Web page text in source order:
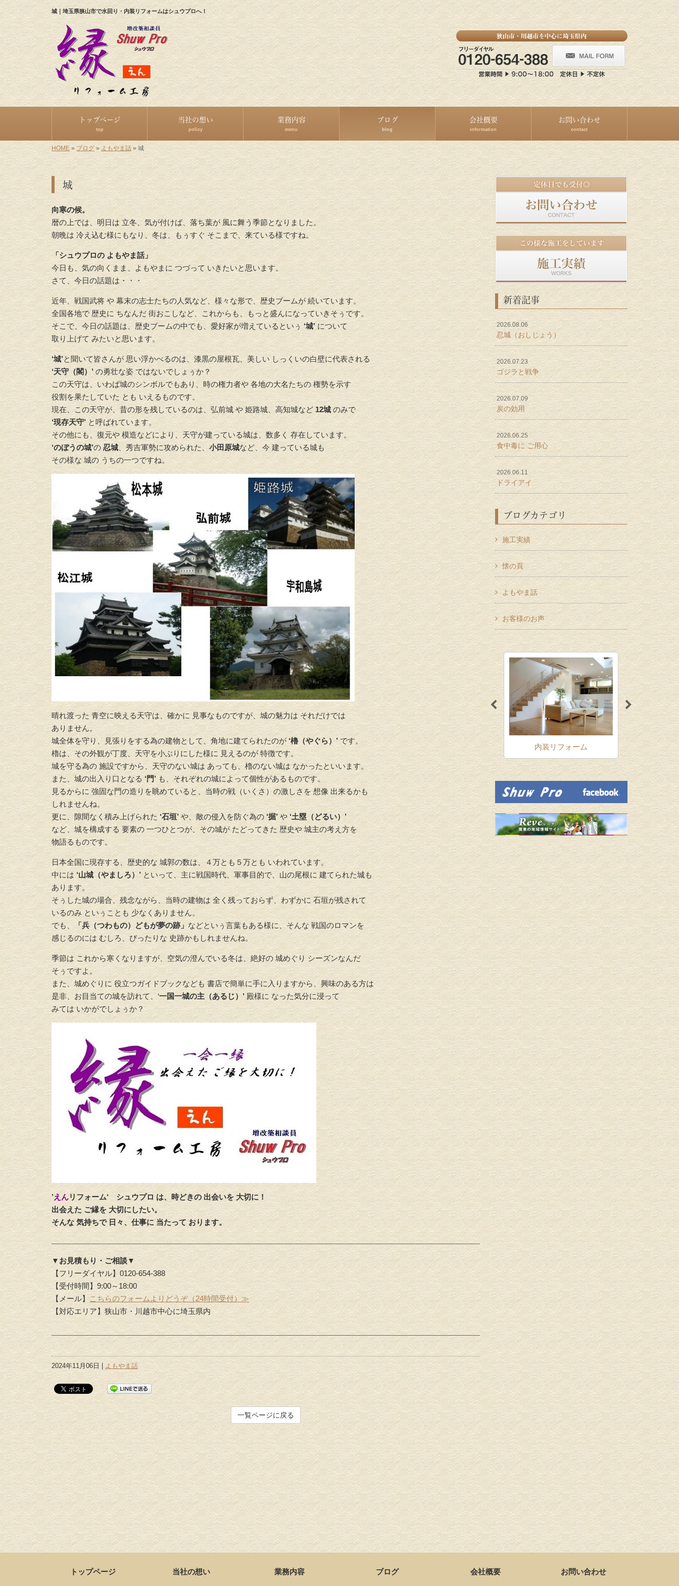
城｜埼玉県狭山市で水回り・内装リフォームはシュウプロへ！
トップページ
top
当社の想い
policy
業務内容
menu
ブログ
blog
会社概要
information
お問い合わせ
contact
HOME» ブログ » よもやま話 » 城
城
向寒の候。
暦の上では、明日は 立冬、気が付けば、落ち葉が 風に舞う季節となりました。
朝晩は 冷え込む様にもなり、冬は、もぅすぐ そこまで、来ている様ですね。
「シュウプロの よもやま話」
今日も、気の向くまま、よもやまに つづって いきたいと思います。
さて、今日の話題は・・・
近年、戦国武将 や 幕末の志士たちの人気など、様々な形で、歴史ブームが 続いています。
全国各地で 歴史に ちなんだ 街おこしなど、これからも、もっと盛んになっていきそぅです。
そこで、今日の話題は、歴史ブームの中でも、愛好家が増えているといぅ ‘城’ について
取り上げて みたいと思います。
‘城’と聞いて皆さんが 思い浮かべるのは、漆黒の屋根瓦、美しい しっくいの白壁に代表される
‘天守（閣）’ の勇壮な姿 ではないでしょぅか？
この天守は、いわば城のシンボルでもあり、時の権力者や 各地の大名たちの 権勢を示す
役割を果たしていた とも いえるものです。
現在、この天守が、昔の形を残しているのは、弘前城 や 姫路城、高知城など12城のみで
‘現存天守’と呼ばれています。
その他にも、復元や 模造などにより、天守が建っている城は、数多く 存在しています。
‘のぼうの城’の 忍城、秀吉軍勢に攻められた、 小田原城など、今 建っている城も
その様な 城の うちの一つですね。
晴れ渡った 青空に映える天守は、確かに 見事なものですが、城の魅力は それだけでは
ありません。
城全体を守り、見張りをする為の建物として、角地に建てられたのが ‘櫓（やぐら）’ です。
櫓は、その外観が丁度、天守を小ぶりにした様に 見えるのが 特徴です。
城を守る為の 施設ですから、天守のない城は あっても、櫓のない城は なかったといいます。
また、城の出入り口となる‘門’ も、それぞれの城によって個性があるものです。
見るからに 強固な門の造りを眺めていると、当時の戦（いくさ）の激しさを 想像 出来るかも
しれませんね。
更に、隙間なく積み上げられた ‘石垣’ や、敵の侵入を防ぐ為の ‘掘’ や‘土塁（どるい）’
など、城を構成する 要素の 一つひとつが、その城が たどってきた 歴史や 城主の考え方を
物語るものです。
日本全国に現存する、歴史的な 城郭の数は、４万とも５万とも いわれています。
中には ‘山城（やましろ）’ といって、主に戦国時代、軍事目的で、山の尾根に 建てられた城も
あります。
そぅした城の場合、残念ながら、当時の建物は 全く残っておらず、わずかに 石垣が残されて
いるのみ といぅことも 少なくありません。
でも、
「兵（つわもの）どもが夢の跡」 などといぅ言葉もある様に、そんな 戦国のロマンを
感じるのには むしろ、ぴったりな 史跡かもしれませんね。
季節は これから寒くなりますが、空気の澄んでいる冬は、絶好の 城めぐり シーズンなんだ
そぅですよ。
また、城めぐりに 役立つガイドブックなども 書店で簡単に手に入りますから、興味のある方は
是非、お目当ての城を訪れて、‘一国一城の主（あるじ）’ 殿様に なった気分に浸って
みては いかがでしょぅか？
’えんリフォーム‘ シュウプロ は、時どきの 出会いを 大切に！
出会えた ご縁を 大切にしたい。
そんな 気持ちで 日々、仕事に 当たって おります。
▼お見積もり・ご相談▼
【フリーダイヤル】0120-654-388
【受付時間】9:00～18:00
【メール】こちらのフォームよりどうぞ（24時間受付）≫
【対応エリア】狭山市・川越市中心に埼玉県内
2024年11月06日 | よもやま話
一覧ページに戻る
新着記事
2026.08.06
忍城（おしじょう）
2026.07.23
ゴジラと戦争
2026.07.09
炭の効用
2026.06.25
食中毒に ご用心
2026.06.11
ドライアイ
ブログカテゴリ
施工実績
懐の頁
よもやま話
お客様のお声
介護リフォーム・バリアフリ
ーリフォーム
水回りリフォーム 内装リフォーム
トップページ 当社の想い 業務内容 ブログ 会社概要 お問い合わせ